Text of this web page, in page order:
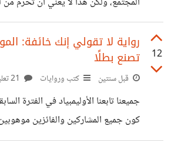
الحياة، أو أن تسعى وراء شغف أو هدف
تعليقات استهجان على أي خبر يتعلق
عما يقبله المجتمع، فمثلًا كان شائعًا منذ
تجاه بعض الطبيبات اللواتي اخترن تخصص
تخصصًا رجاليًا لن تفلح فيه النساء. وأيضا
في أولمبياد باريس. في
12
رواية لا تقولي إنك خائفة:
تصنع بطلًا
قبل سنتين كتب وروايات
جميعنا تابعنا الأوليمبياد في الفترة
كون جميع المشاركين والفائزين
الموهبة ليست دائمًا هي العامل الأكبر